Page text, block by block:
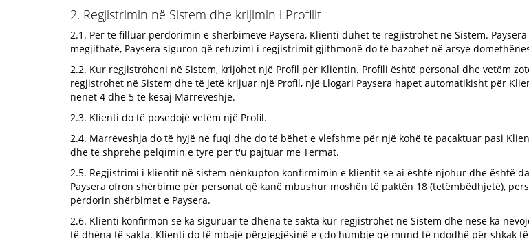
2. Regjistrimin në Sistem dhe krijimin i Profilit
2.1. Për të filluar përdorimin e shërbimeve Paysera, Klienti duhet të regjistrohet në Sistem.
megjithatë, Paysera siguron që refuzimi i regjistrimit gjithmonë do të bazohet në arsye
2.2. Kur regjistroheni në Sistem, krijohet një Profil për Klientin. Profili është personal dhe vetëm
regjistrohet në Sistem dhe të jetë krijuar një Profil, një Llogari Paysera hapet automatikisht për
nenet 4 dhe 5 të kësaj Marrëveshje.
2.3. Klienti do të posedojë vetëm një Profil.
2.4. Marrëveshja do të hyjë në fuqi dhe do të bëhet e vlefshme për një kohë të pacaktuar pasi
dhe të shprehë pëlqimin e tyre për t'u pajtuar me Termat.
2.5. Regjistrimi i klientit në sistem nënkupton konfirmimin e klientit se ai është njohur dhe është
Paysera ofron shërbime për personat që kanë mbushur moshën të paktën 18 (tetëmbëdhjetë),
përdorin shërbimet e Paysera.
2.6. Klienti konfirmon se ka siguruar të dhëna të sakta kur regjistrohet në Sistem dhe nëse ka
të dhëna të sakta. Klienti do të mbajë përgjegjësinë e çdo humbje që mund të ndodhë për shkak